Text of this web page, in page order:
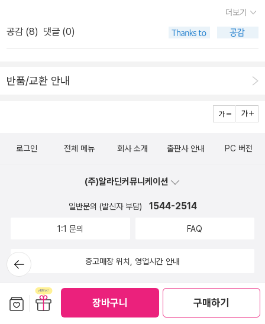
장바구니 구매하기
시, 강영안 교수께서 직접 번역할 생각은 없는지.. 그렇게 해서 '우리
시대의 고전' 시리즈로 내면 될 것 같은데...끝으로 문지의 한국문학전
집에 대해서 작은 아쉬움 하나만 이야기하고 싶다. 고등학생 시절, 그
의 한국문학전집은 나에게 큰 도움을 주었다. 표지 디자인도 일관되
만 각주가 아닌 미주는 읽을 때 많은 불편을 주었다. 근대문학일수록
이해가 어려운 까닭이다(『삼대』나 『고향』 같은 작품은 고역이다). 그
문학 출판사에서 나온 전집을 찾아 읽는 일이 잦았다. 지금은 어떻게
문지 하면 떠올리는 것은 문학과지성 시인선이겠으나, 너무 유명해서
굳이 언급하지 않았다. 하지만 그 책들이, 특히 80년대에 나온 시집
복, 황지우... 그들의 이름을 한 번씩 불러보며(별 헤는 밤이 떠오른다
때 문지 책도 아니면서 꽂아보려 했던 책은 낭시의 『무위의 공동체』
(인간사랑)였다. 출판사는 다르지만, 『밝힐 수 없는 공동체 / 마주한
여름, 정말로 우연찮게(!!) 아이의 유치원 근처에서 이 책의 필자를 만
났다, 헐. 우리 아이한테 만원 주셨다...^^;;) 그 다음, 우리의
글을 쓰면서 비교적 정독한 바 있어, 다른 책을 더 주문했다.
서 좇아가기가 힘들 정도다. 다시 읽고 싶은 책으론 아무래도 이광수
연구, 염상섭 연구, 그리고 좀 뜬금없지만, 임화 연구이다.(이상 연구
는 비교적 최근에 다시 읽고 여전히 감동(!) 받았다.) 물론
는 대상을 뛰어넘을 수는 없다. 즉, 해당 작품을 읽는 것이 가장 중요
이며 꼭 (다시) 읽고 싶은 몇몇 소설을 뽑아본다. 물론 일순
위는 춘원 이광수. 내게 그는 아무래도 연애소설 작가처럼 남아 있는
은 무슨 장편소설 한 편이 정녕 순애보처럼 기억되어 있어서 그렇
다. <흙>, <단종애사>, 이런 걸 읽은 뒤의 느낌도 그렇다.
염상섭은 교과서에 실렸던 <삼대>를 비롯하여 대학 시절에
읽은 다른 소설까지, 단 한 번도 재미를 느끼지 못한 소설가이다. 그를
더보기
공감 (8) 댓글 (0)
반품/교환 안내
뒤로가
기
로그인 전체 메뉴 회사 소개 출판사 안내 PC 버전
(주)알라딘커뮤니케이션
일반문의 (발신자 부담) 1544-2514
1:1 문의 FAQ
중고매장 위치, 영업시간 안내